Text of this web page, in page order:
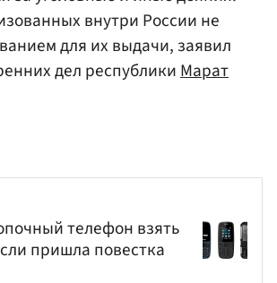
внутри России не
для их выдачи, заявил
дел республикиМарат
телефон взять
пришла повестка